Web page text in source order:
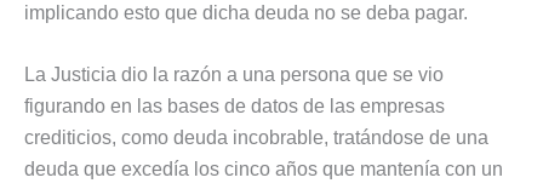
implicando esto que dicha deuda no se deba pagar.
La Justicia dio la razón a una persona que se vio
figurando en las bases de datos de las empresas
crediticios, como deuda incobrable, tratándose de una
deuda que excedía los cinco años que mantenía con un